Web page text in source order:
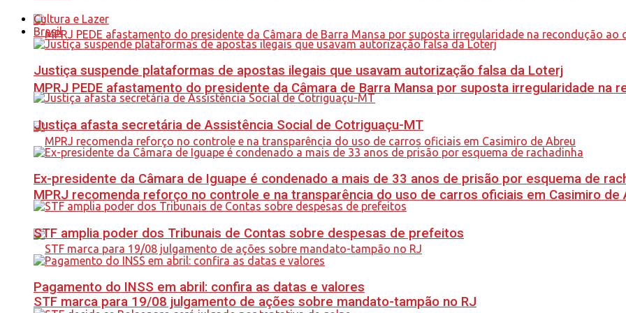
MPRJ PEDE afastamento do presidente da Câmara de Barra Mansa por suposta irregularidade na
MPRJ recomenda reforço no controle e na transparência do uso de carros oficiais em Casimiro de
STF marca para 19/08 julgamento de ações sobre mandato-tampão no RJ
Cultura e Lazer
Brasil
Justiça suspende plataformas de apostas ilegais que usavam autorização falsa da Loterj
Justiça afasta secretária de Assistência Social de Cotriguaçu-MT
Ex-presidente da Câmara de Iguape é condenado a mais de 33 anos de prisão por esquema de
STF amplia poder dos Tribunais de Contas sobre despesas de prefeitos
Pagamento do INSS em abril: confira as datas e valores